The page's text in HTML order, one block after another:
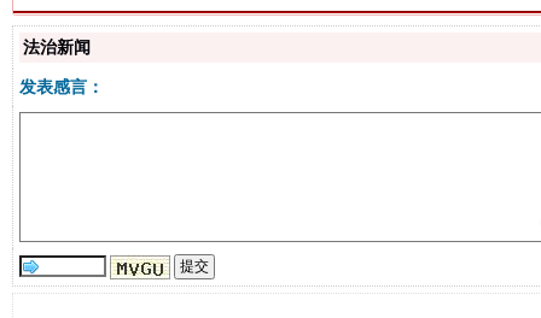
解纷+调解+退费，一次搞定
法治新闻
发表感言：